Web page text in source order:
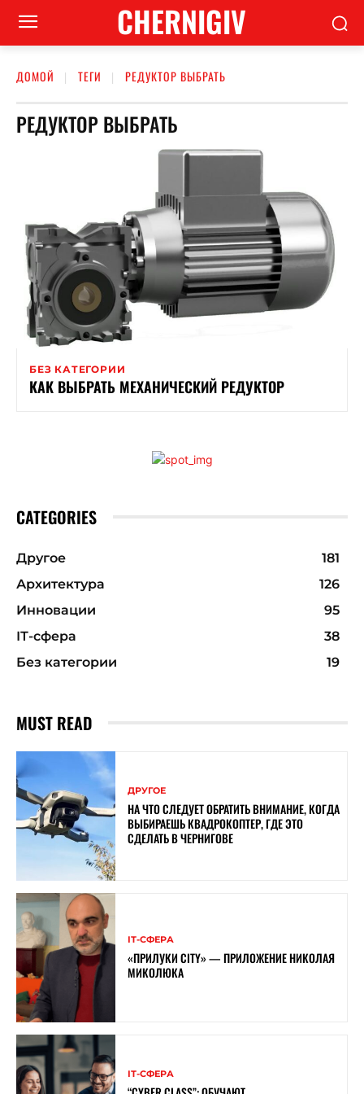
CHERNIGIV
ДОМОЙ ТЕГИ РЕДУКТОР ВЫБРАТЬ
РЕДУКТОР ВЫБРАТЬ
БЕЗ КАТЕГОРИИ
КАК ВЫБРАТЬ МЕХАНИЧЕСКИЙ РЕДУКТОР
CATEGORIES
Другое
181
Архитектура
126
Инновации
95
ІТ-сфера
38
Без категории
19
MUST READ
ДРУГОЕ
НА ЧТО СЛЕДУЕТ ОБРАТИТЬ ВНИМАНИЕ, КОГДА
ВЫБИРАЕШЬ КВАДРОКОПТЕР, ГДЕ ЭТО
СДЕЛАТЬ В ЧЕРНИГОВЕ
ІТ-СФЕРА
«ПРИЛУКИ CITY» — ПРИЛОЖЕНИЕ НИКОЛАЯ
МИКОЛЮКА
ІТ-СФЕРА